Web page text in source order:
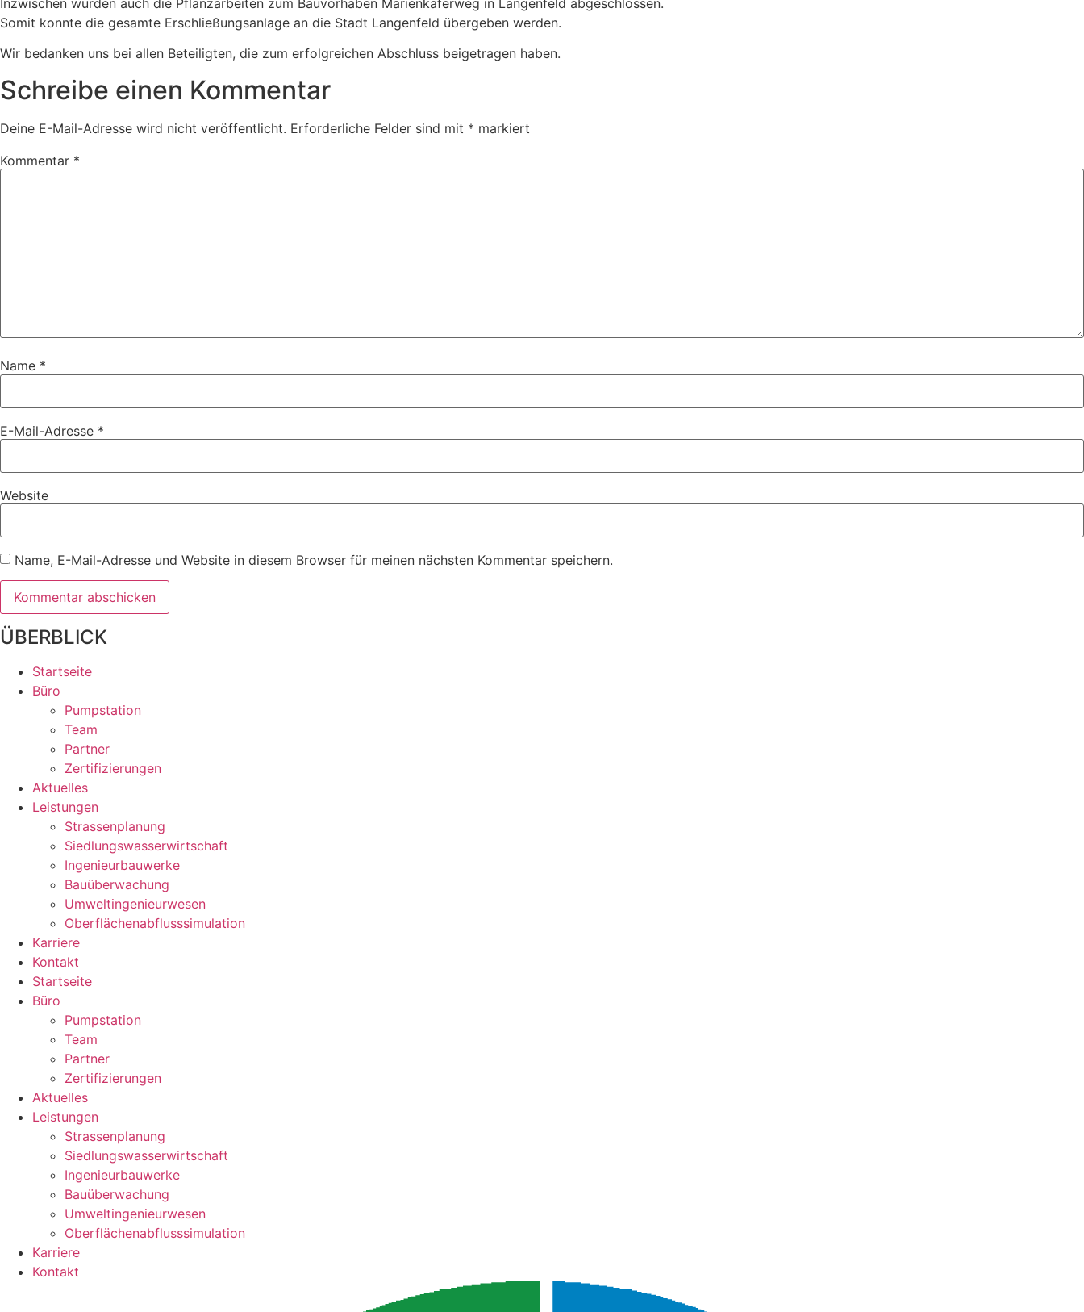
Inzwischen wurden auch die Pflanzarbeiten zum Bauvorhaben Marienkäferweg in Langenfeld abgeschlossen.
Somit konnte die gesamte Erschließungsanlage an die Stadt Langenfeld übergeben werden.
Wir bedanken uns bei allen Beteiligten, die zum erfolgreichen Abschluss beigetragen haben.
Schreibe einen Kommentar
Deine E-Mail-Adresse wird nicht veröffentlicht. Erforderliche Felder sind mit * markiert
Kommentar *
Name *
E-Mail-Adresse *
Website
Name, E-Mail-Adresse und Website in diesem Browser für meinen nächsten Kommentar speichern.
ÜBERBLICK
Startseite
Büro
Pumpstation
Team
Partner
Zertifizierungen
Aktuelles
Leistungen
Strassenplanung
Siedlungswasserwirtschaft
Ingenieurbauwerke
Bauüberwachung
Umweltingenieurwesen
Oberflächenabflusssimulation
Karriere
Kontakt
Startseite
Büro
Pumpstation
Team
Partner
Zertifizierungen
Aktuelles
Leistungen
Strassenplanung
Siedlungswasserwirtschaft
Ingenieurbauwerke
Bauüberwachung
Umweltingenieurwesen
Oberflächenabflusssimulation
Karriere
Kontakt